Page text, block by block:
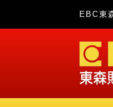
EBC東